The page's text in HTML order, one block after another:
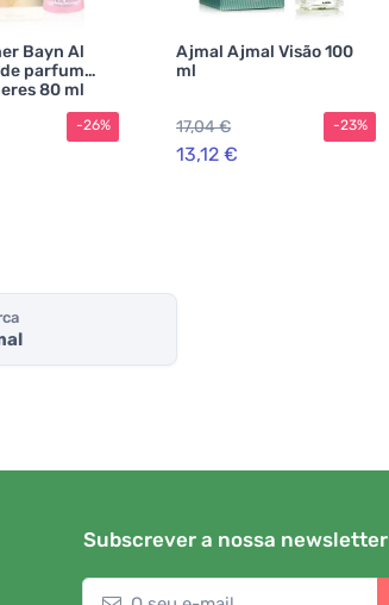
Bayn Al
parfum
80 ml
-26%
Ajmal Ajmal Visão 100
ml
17,04 €
13,12 €
-23%
Subscrever a nossa newsletter